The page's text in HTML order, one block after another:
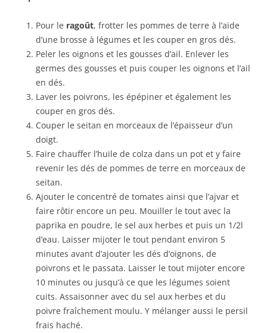
Pour le ragoût, frotter les pommes de terre à l’aide
d’une brosse à légumes et les couper en gros dés.
Peler les oignons et les gousses d’ail. Enlever les
germes des gousses et puis couper les oignons et l’ail
en dés.
Laver les poivrons, les épépiner et également les
couper en gros dés.
Couper le seitan en morceaux de l’épaisseur d’un
doigt.
Faire chauffer l’huile de colza dans un pot et y faire
revenir les dés de pommes de terre en morceaux de
seitan.
Ajouter le concentré de tomates ainsi que l’ajvar et
faire rôtir encore un peu. Mouiller le tout avec la
paprika en poudre, le sel aux herbes et puis un 1/2l
d’eau. Laisser mijoter le tout pendant environ 5
minutes avant d’ajouter les dés d’oignons, de
poivrons et le passata. Laisser le tout mijoter encore
10 minutes ou jusqu’à ce que les légumes soient
cuits. Assaisonner avec du sel aux herbes et du
poivre fraîchement moulu. Y mélanger aussi le persil
frais haché.